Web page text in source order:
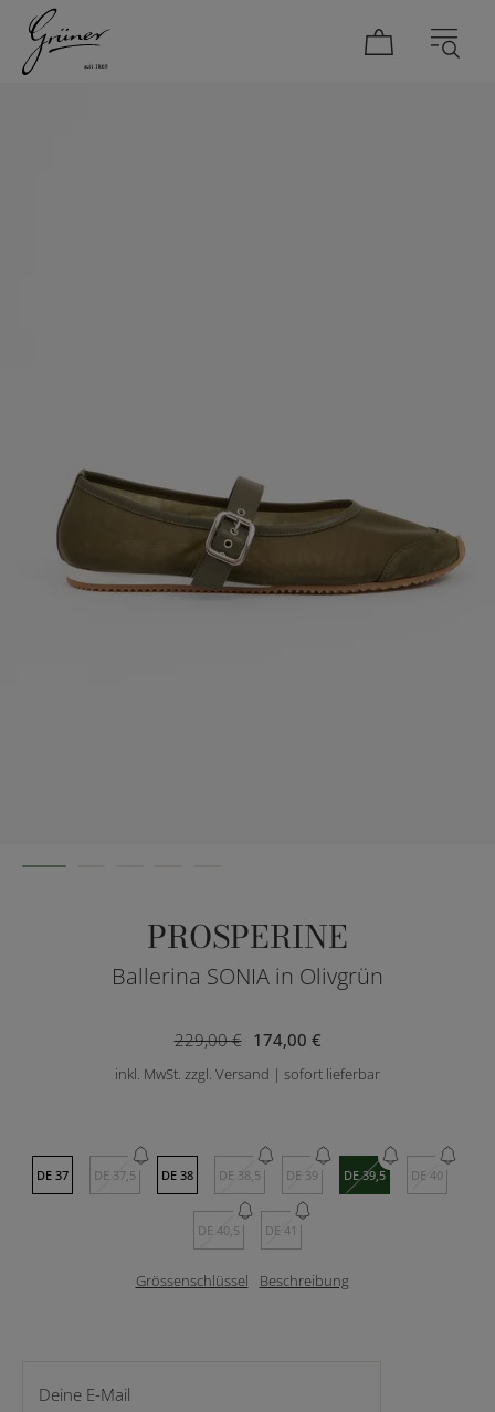
PROSPERINE
Ballerina SONIA in Olivgrün
174,00 €
229,00 €
inkl. MwSt. zzgl. Versand | sofort lieferbar
DE 37 DE 37,5 DE 38 DE 38,5 DE 39 DE 39,5 DE 40
DE 40,5 DE 41
Grössenschlüssel Beschreibung